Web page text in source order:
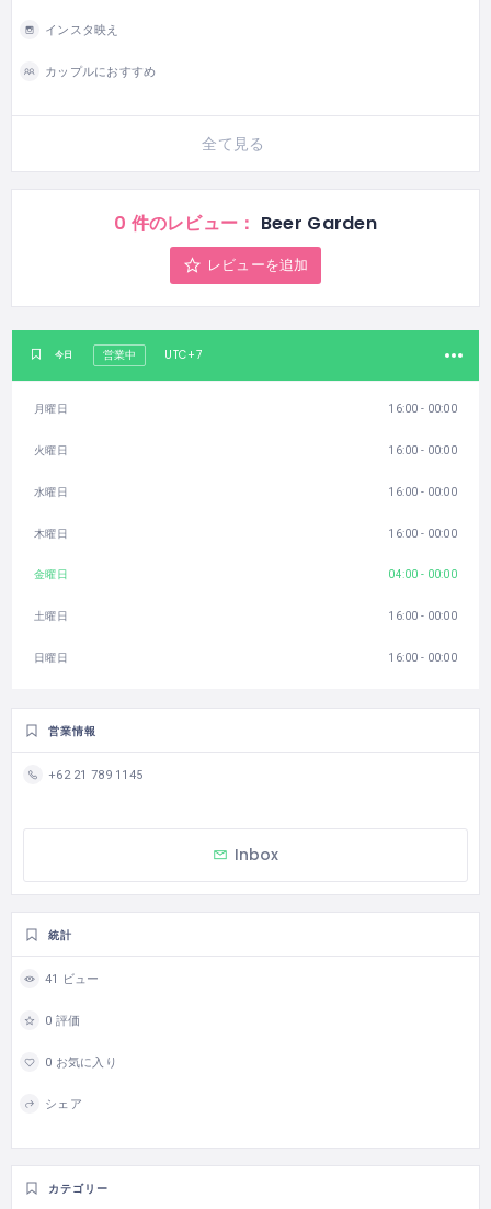
インスタ映え
カップルにおすすめ
全て見る
0 件のレビュー： Beer Garden
レビューを追加
今日 営業中 UTC+7
月曜日 16:00 - 00:00
火曜日 16:00 - 00:00
水曜日 16:00 - 00:00
木曜日 16:00 - 00:00
金曜日 04:00 - 00:00
土曜日 16:00 - 00:00
日曜日 16:00 - 00:00
営業情報
+62 21 789 1145
Inbox
統計
41 ビュー
0 評価
0 お気に入り
シェア
カテゴリー